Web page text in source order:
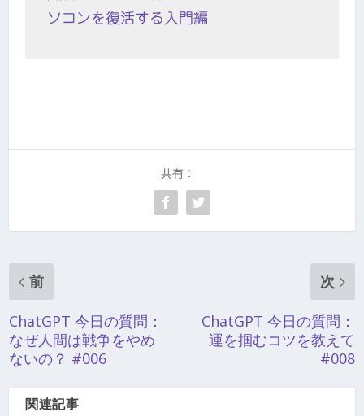
ソコンを復活する入門編
共有：
前
ChatGPT 今日の質問：
なぜ人間は戦争をやめ
ないの？ #006
次
ChatGPT 今日の質問：
運を掴むコツを教えて
#008
関連記事